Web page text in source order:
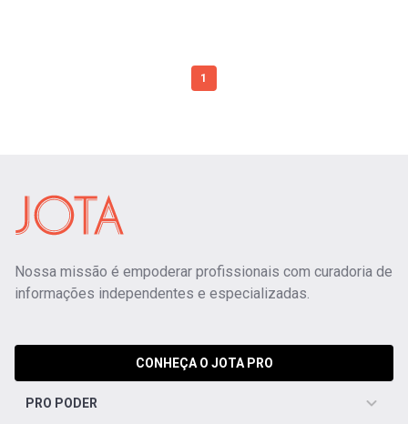
1
Nossa missão é empoderar profissionais com curadoria de
informações independentes e especializadas.
CONHEÇA O JOTA PRO
PRO PODER